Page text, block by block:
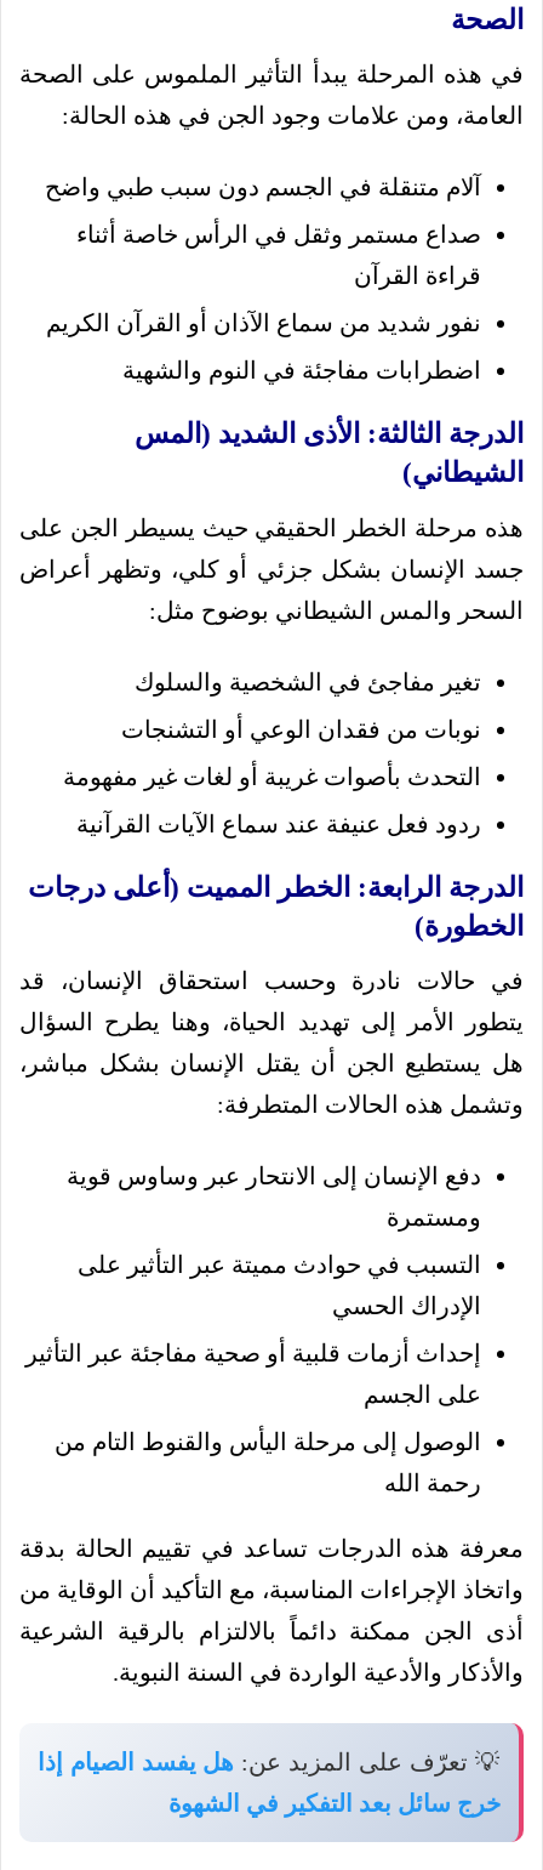
الصحة
في هذه المرحلة يبدأ التأثير الملموس على الصحة
العامة، ومن علامات وجود الجن في هذه الحالة:
آلام متنقلة في الجسم دون سبب طبي واضح
صداع مستمر وثقل في الرأس خاصة أثناء
قراءة القرآن
نفور شديد من سماع الآذان أو القرآن الكريم
اضطرابات مفاجئة في النوم والشهية
الدرجة الثالثة: الأذى الشديد (المس
الشيطاني)
هذه مرحلة الخطر الحقيقي حيث يسيطر الجن على
جسد الإنسان بشكل جزئي أو كلي، وتظهر أعراض
السحر والمس الشيطاني بوضوح مثل:
تغير مفاجئ في الشخصية والسلوك
نوبات من فقدان الوعي أو التشنجات
التحدث بأصوات غريبة أو لغات غير مفهومة
ردود فعل عنيفة عند سماع الآيات القرآنية
الدرجة الرابعة: الخطر المميت (أعلى درجات
الخطورة)
في حالات نادرة وحسب استحقاق الإنسان، قد
يتطور الأمر إلى تهديد الحياة، وهنا يطرح السؤال
هل يستطيع الجن أن يقتل الإنسان بشكل مباشر،
وتشمل هذه الحالات المتطرفة:
دفع الإنسان إلى الانتحار عبر وساوس قوية
ومستمرة
التسبب في حوادث مميتة عبر التأثير على
الإدراك الحسي
إحداث أزمات قلبية أو صحية مفاجئة عبر التأثير
على الجسم
الوصول إلى مرحلة اليأس والقنوط التام من
رحمة الله
معرفة هذه الدرجات تساعد في تقييم الحالة بدقة
واتخاذ الإجراءات المناسبة، مع التأكيد أن الوقاية من
أذى الجن ممكنة دائماً بالالتزام بالرقية الشرعية
والأذكار والأدعية الواردة في السنة النبوية.
💡 تعرّف على المزيد عن: هل يفسد الصيام إذا
خرج سائل بعد التفكير في الشهوة